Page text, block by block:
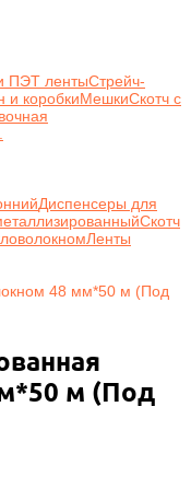
ПЭТ лентыСтрейч-
и коробкиМешкиСкотч с
Диспенсеры для
Скотч
Ленты
48 мм*50 м (Под
м (Под